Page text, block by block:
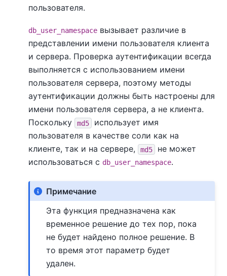
пользователя.
db_user_namespace вызывает различие в
представлении имени пользователя клиента
и сервера. Проверка аутентификации всегда
выполняется с использованием имени
пользователя сервера, поэтому методы
аутентификации должны быть настроены для
имени пользователя сервера, а не клиента.
Поскольку
md5
использует имя
пользователя в качестве соли как на
клиенте, так и на сервере,
md5
не может
использоваться с db_user_namespace.
Примечание
Эта функция предназначена как
временное решение до тех пор, пока
не будет найдено полное решение. В
то время этот параметр будет
удален.